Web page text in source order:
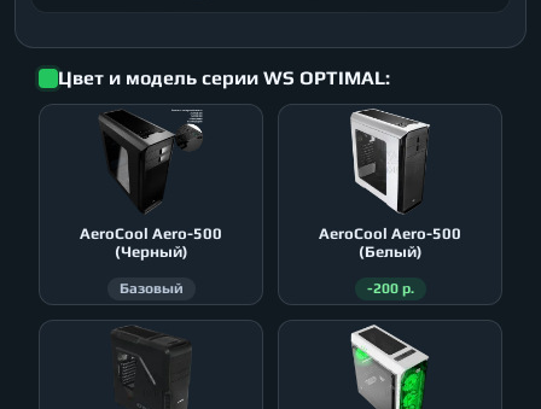
Цвет и модель серии WS OPTIMAL:
AeroСool Aero-500
(Черный)
Базовый
AeroСool Aero-500
(Белый)
-200 р.